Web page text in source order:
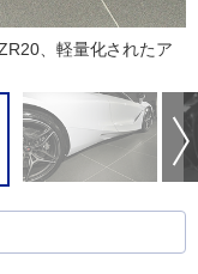
、軽量化されたア